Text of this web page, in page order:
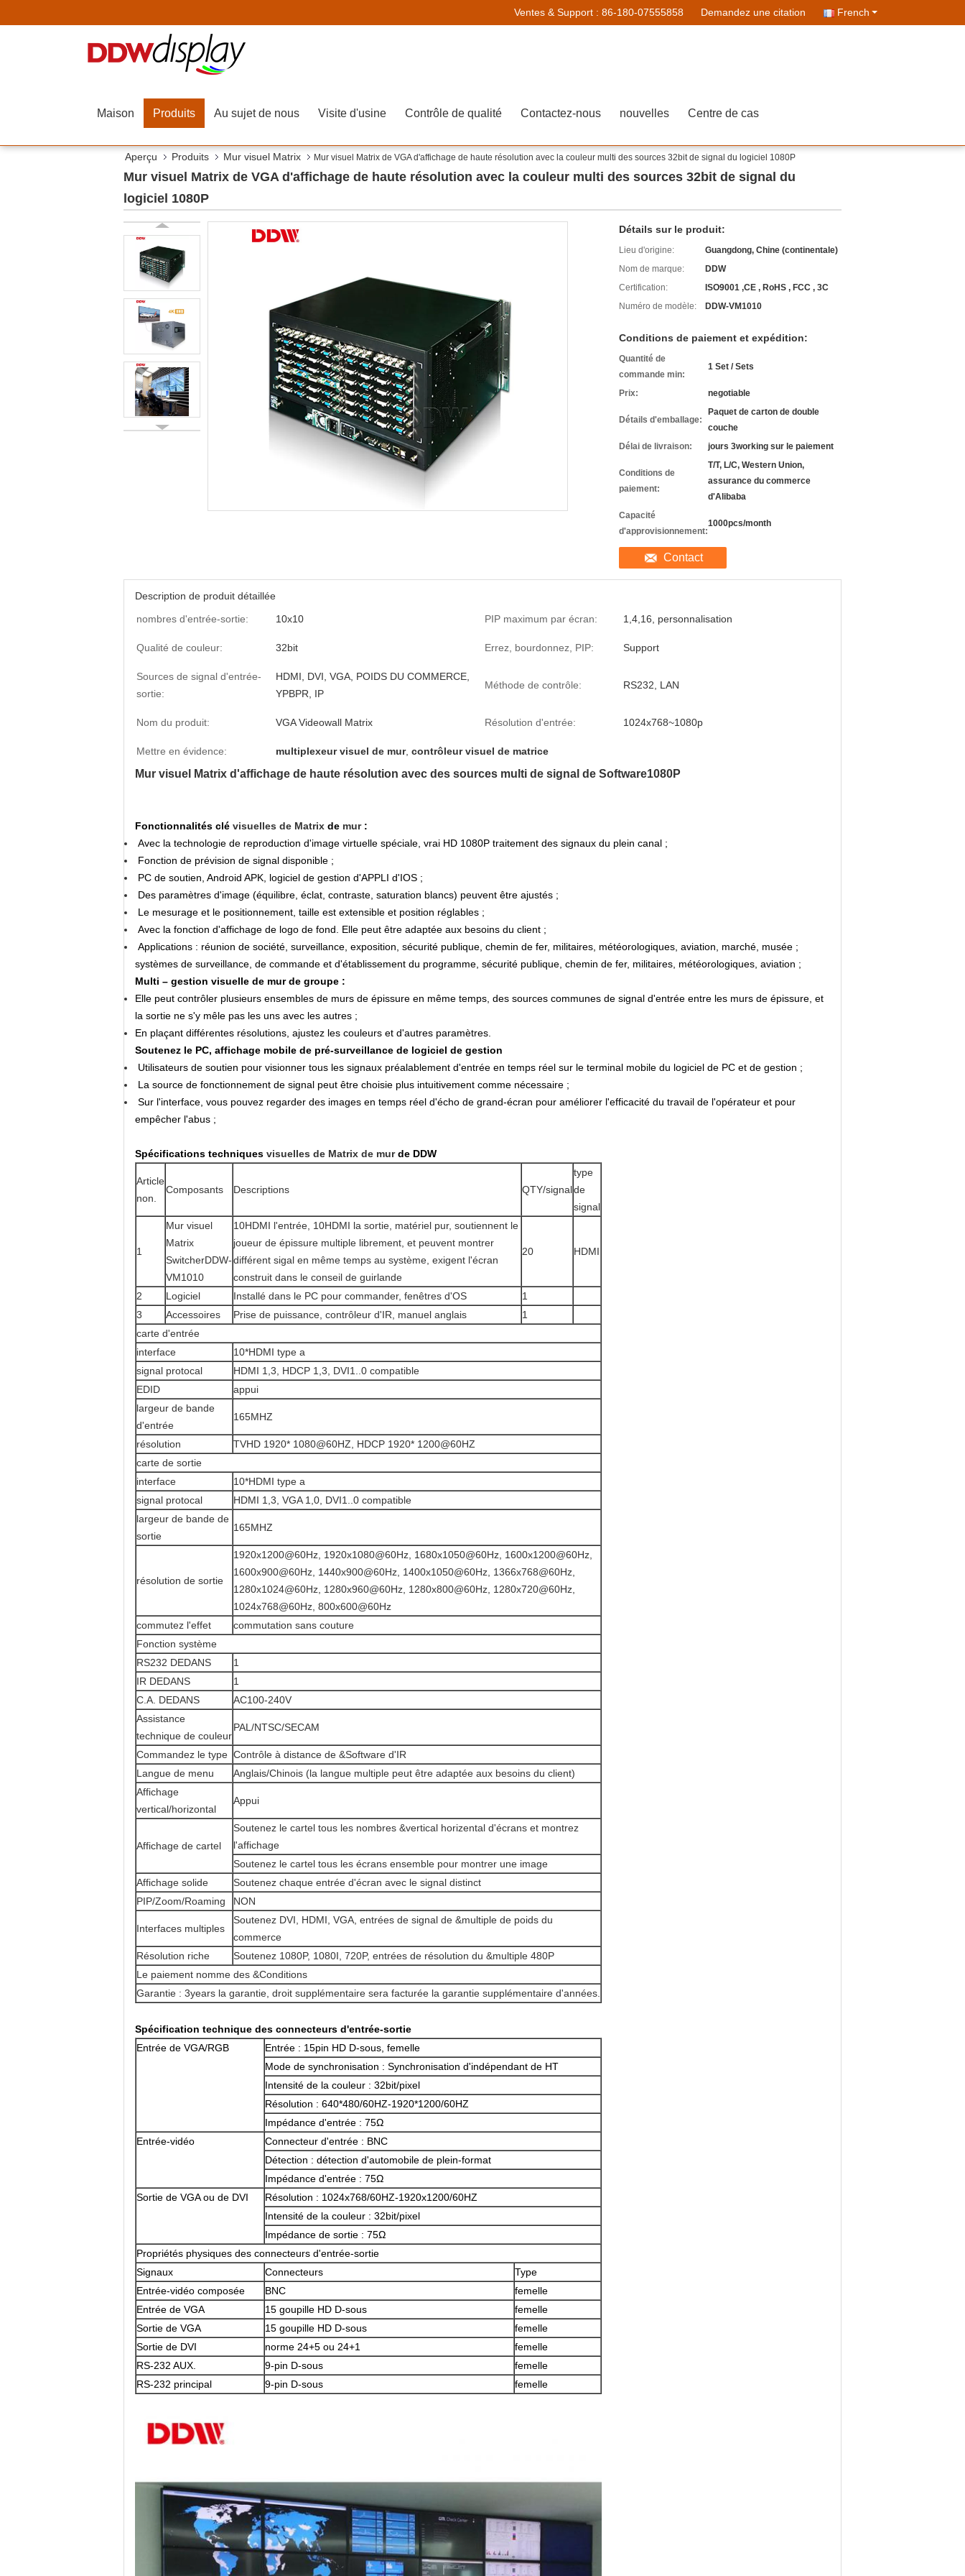
Nous vous rappellerons bientôt!
SOUMETTRE
Ventes & Support : 86-180-07555858 Demandez une citation French
Maison Produits Au sujet de nous Visite d'usine Contrôle de qualité Contactez-nous nouvelles Centre de cas
Aperçu Produits Mur visuel Matrix Mur visuel Matrix de VGA d'affichage de haute résolution avec la couleur multi des sources 32bit de signal du logiciel 1080P
Mur visuel Matrix de VGA d'affichage de haute résolution avec la couleur multi des sources 32bit de signal du
logiciel 1080P
Détails sur le produit:
Lieu d'origine:
Guangdong, Chine (continentale)
Nom de marque:
DDW
Certification:
ISO9001 ,CE , RoHS , FCC , 3C
Numéro de modèle:
DDW-VM1010
Conditions de paiement et expédition:
Quantité de
commande min:
1 Set / Sets
Prix: negotiable
Détails d'emballage:
Paquet de carton de double
couche
Délai de livraison:
jours 3working sur le paiement
Conditions de
paiement:
T/T, L/C, Western Union,
assurance du commerce
d'Alibaba
Capacité
d'approvisionnement:
1000pcs/month
Contact
Description de produit détaillée
nombres d'entrée-sortie:
10x10 PIP maximum par écran: 1,4,16, personnalisation
Qualité de couleur: 32bit Errez, bourdonnez, PIP: Support
Sources de signal d'entrée-
sortie:
HDMI, DVI, VGA, POIDS DU COMMERCE,
YPBPR, IP
Méthode de contrôle: RS232, LAN
Nom du produit: VGA Videowall Matrix Résolution d'entrée: 1024x768~1080p
Mettre en évidence: multiplexeur visuel de mur, contrôleur visuel de matrice
Mur visuel Matrix d'affichage de haute résolution avec des sources multi de signal de Software1080P
Fonctionnalités clé visuelles de Matrix de mur :
Avec la technologie de reproduction d'image virtuelle spéciale, vrai HD 1080P traitement des signaux du plein canal ;
Fonction de prévision de signal disponible ;
PC de soutien, Android APK, logiciel de gestion d'APPLI d'IOS ;
Des paramètres d'image (équilibre, éclat, contraste, saturation blancs) peuvent être ajustés ;
Le mesurage et le positionnement, taille est extensible et position réglables ;
Avec la fonction d'affichage de logo de fond. Elle peut être adaptée aux besoins du client ;
Applications : réunion de société, surveillance, exposition, sécurité publique, chemin de fer, militaires, météorologiques, aviation, marché, musée ;
systèmes de surveillance, de commande et d'établissement du programme, sécurité publique, chemin de fer, militaires, météorologiques, aviation ;
Multi – gestion visuelle de mur de groupe :
Elle peut contrôler plusieurs ensembles de murs de épissure en même temps, des sources communes de signal d'entrée entre les murs de épissure, et
la sortie ne s'y mêle pas les uns avec les autres ;
En plaçant différentes résolutions, ajustez les couleurs et d'autres paramètres.
Soutenez le PC, affichage mobile de pré-surveillance de logiciel de gestion
Utilisateurs de soutien pour visionner tous les signaux préalablement d'entrée en temps réel sur le terminal mobile du logiciel de PC et de gestion ;
La source de fonctionnement de signal peut être choisie plus intuitivement comme nécessaire ;
Sur l'interface, vous pouvez regarder des images en temps réel d'écho de grand-écran pour améliorer l'efficacité du travail de l'opérateur et pour
empêcher l'abus ;
Spécifications techniques visuelles de Matrix de murde DDW
Article
non.
Composants Descriptions QTY/signal
type
de
signal
1
Mur visuel
Matrix
SwitcherDDW-
VM1010
10HDMI l'entrée, 10HDMI la sortie, matériel pur, soutiennent le
joueur de épissure multiple librement, et peuvent montrer
différent sigal en même temps au système, exigent l'écran
construit dans le conseil de guirlande
20 HDMI
2 Logiciel Installé dans le PC pour commander, fenêtres d'OS
1
3
Accessoires Prise de puissance, contrôleur d'IR, manuel anglais
1
carte d'entrée
interface
10*HDMI type a
signal protocal
HDMI 1,3, HDCP 1,3, DVI1..0 compatible
EDID
appui
largeur de bande
d'entrée
165MHZ
résolution
TVHD 1920* 1080@60HZ, HDCP 1920* 1200@60HZ
carte de sortie
interface
10*HDMI type a
signal protocal
HDMI 1,3, VGA 1,0, DVI1..0 compatible
largeur de bande de
sortie
165MHZ
résolution de sortie
1920x1200@60Hz, 1920x1080@60Hz, 1680x1050@60Hz, 1600x1200@60Hz,
1600x900@60Hz, 1440x900@60Hz, 1400x1050@60Hz, 1366x768@60Hz,
1280x1024@60Hz, 1280x960@60Hz, 1280x800@60Hz, 1280x720@60Hz,
1024x768@60Hz, 800x600@60Hz
commutez l'effet
commutation sans couture
Fonction système
RS232 DEDANS
1
IR DEDANS
1
C.A. DEDANS
AC100-240V
Assistance
technique de couleur
PAL/NTSC/SECAM
Commandez le type Contrôle à distance de &Software d'IR
Langue de menu
Anglais/Chinois (la langue multiple peut être adaptée aux besoins du client)
Affichage
vertical/horizontal
Appui
Affichage de cartel
Soutenez le cartel tous les nombres &vertical horizental d'écrans et montrez
l'affichage
Soutenez le cartel tous les écrans ensemble pour montrer une image
Affichage solide
Soutenez chaque entrée d'écran avec le signal distinct
PIP/Zoom/Roaming
NON
Interfaces multiples
Soutenez DVI, HDMI, VGA, entrées de signal de &multiple de poids du
commerce
Résolution riche
Soutenez 1080P, 1080I, 720P, entrées de résolution du &multiple 480P
Le paiement nomme des &Conditions
Garantie : 3years la garantie, droit supplémentaire sera facturée la garantie supplémentaire d'années.
Spécification technique des connecteurs d'entrée-sortie
Entrée de VGA/RGB
Entrée : 15pin HD D-sous, femelle
Mode de synchronisation : Synchronisation d'indépendant de HT
Intensité de la couleur : 32bit/pixel
Résolution : 640*480/60HZ-1920*1200/60HZ
Impédance d'entrée : 75Ω
Entrée-vidéo
Connecteur d'entrée : BNC
Détection : détection d'automobile de plein-format
Impédance d'entrée : 75Ω
Sortie de VGA ou de DVI
Résolution : 1024x768/60HZ-1920x1200/60HZ
Intensité de la couleur : 32bit/pixel
Impédance de sortie : 75Ω
Propriétés physiques des connecteurs d'entrée-sortie
Signaux
Connecteurs
Type
Entrée-vidéo composée
BNC
femelle
Entrée de VGA
15 goupille HD D-sous
femelle
Sortie de VGA
15 goupille HD D-sous
femelle
Sortie de DVI
norme 24+5 ou 24+1
femelle
RS-232 AUX.
9-pin D-sous
femelle
RS-232 principal
9-pin D-sous femelle